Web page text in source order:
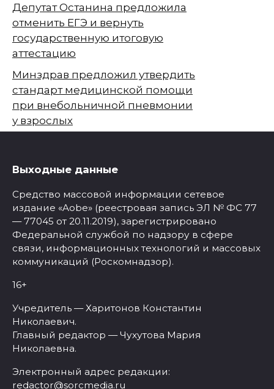
Депутат Останина предложила
отменить ЕГЭ и вернуть
государственную итоговую
аттестацию
Минздрав предложил утвердить
стандарт медицинской помощи
при внебольничной пневмонии
у взрослых
Выходные данные
Средство массовой информации сетевое
издание «Aobe» (реестровая запись ЭЛ № ФС 77
— 77045 от 20.11.2019), зарегистрировано
Федеральной службой по надзору в сфере
связи, информационных технологий и массовых
коммуникаций (Роскомнадзор).
16+
Учредитель — Харитонов Константин
Николаевич.
Главный редактор — Чухутова Мария
Николаевна.
Электронный адрес редакции:
redactor@sorcmedia.ru